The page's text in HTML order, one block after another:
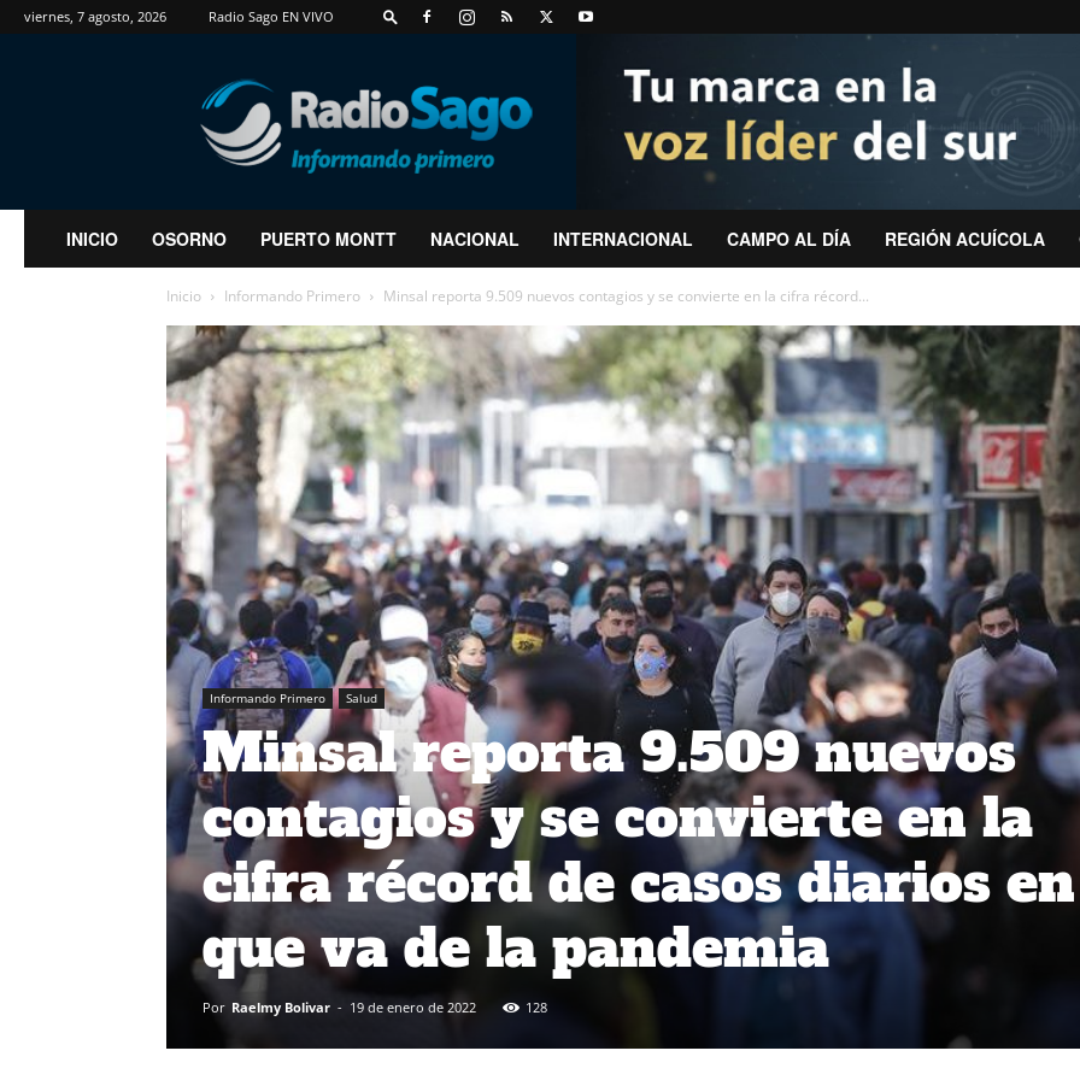
viernes, 7 agosto, 2026 Radio Sago EN VIVO
RadioSago
INICIO OSORNO PUERTO MONTT NACIONAL INTERNACIONAL CAMPO AL DÍA REGIÓN ACUÍCOLA
Inicio Informando Primero Minsal reporta 9.509 nuevos contagios y se convierte en la cifra récord...
Informando Primero Salud
Minsal reporta 9.509 nuevos
contagios y se convierte en la
cifra récord de casos diarios
que va de la pandemia
Por Raelmy Bolivar - 19 de enero de 2022 128